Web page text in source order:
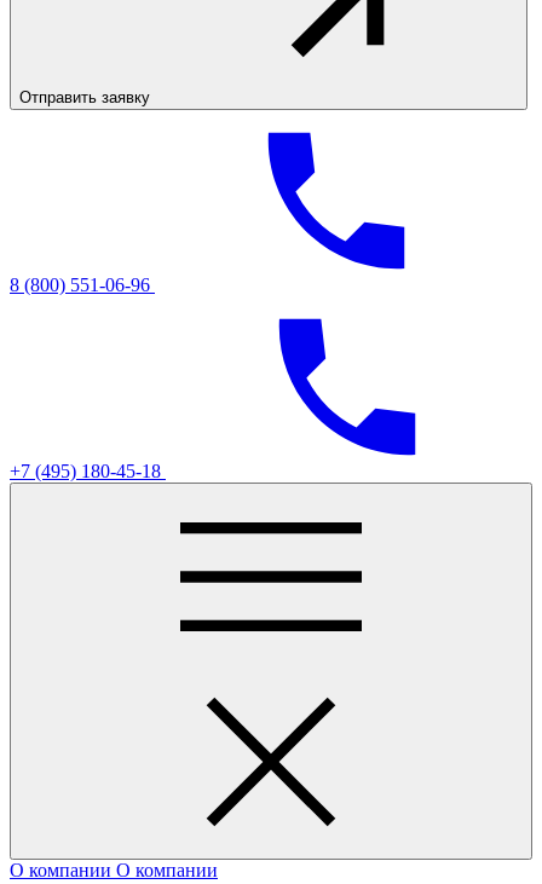
Отправить заявку
8 (800) 551-06-96
+7 (495) 180-45-18
О компании О компании